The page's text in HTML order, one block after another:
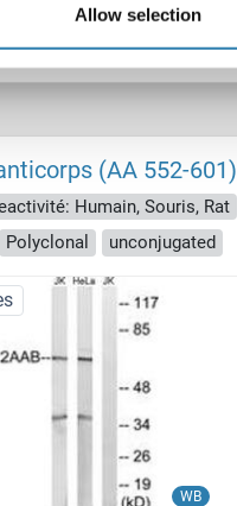
Allow selection
(AA 552-601)
Humain, Souris, Rat
Polyclonal unconjugated
WB